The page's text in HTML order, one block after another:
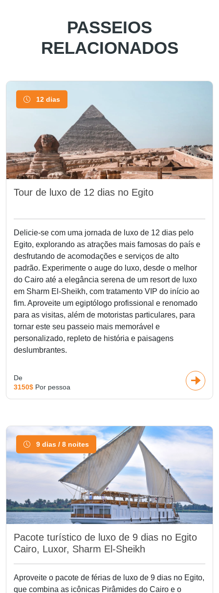
PASSEIOS
RELACIONADOS
12 dias
Tour de luxo de 12 dias no Egito
Delicie-se com uma jornada de luxo de 12 dias pelo
Egito, explorando as atrações mais famosas do país e
desfrutando de acomodações e serviços de alto
padrão. Experimente o auge do luxo, desde o melhor
do Cairo até a elegância serena de um resort de luxo
em Sharm El-Sheikh, com tratamento VIP do início ao
fim. Aproveite um egiptólogo profissional e renomado
para as visitas, além de motoristas particulares, para
tornar este seu passeio mais memorável e
personalizado, repleto de história e paisagens
deslumbrantes.
De
3150$ Por pessoa
9 dias / 8 noites
Pacote turístico de luxo de 9 dias no Egito
Cairo, Luxor, Sharm El-Sheikh
Aproveite o pacote de férias de luxo de 9 dias no Egito,
que combina as icônicas Pirâmides do Cairo e o